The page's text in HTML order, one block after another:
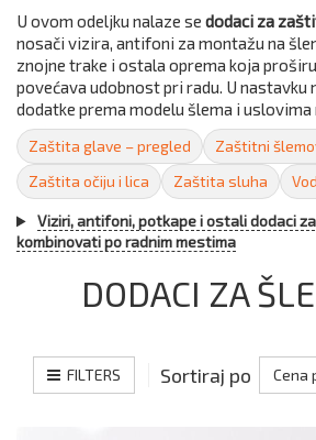
U ovom odeljku nalaze se dodaci za
nosači vizira, antifoni za montažu na
znojne trake i ostala oprema koja
povećava udobnost pri radu. U nastavku
dodatke prema modelu šlema i uslovima
Zaštita glave – pregled
Zaštitni
Zaštita očiju i lica
Zaštita sluha
Viziri, antifoni, potkape i ostali dodaci
kombinovati po radnim mestima
DODACI ZA
FILTERS Sortiraj po Cena